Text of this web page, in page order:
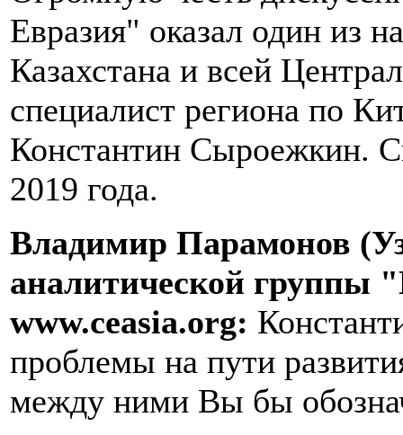
Евразия" оказал один из
Казахстана и всей
специалист региона по
Константин Сыроежкин.
2019 года.
Владимир Парамонов
аналитической группы
www.ceasia.org:
проблемы на пути
между ними Вы бы